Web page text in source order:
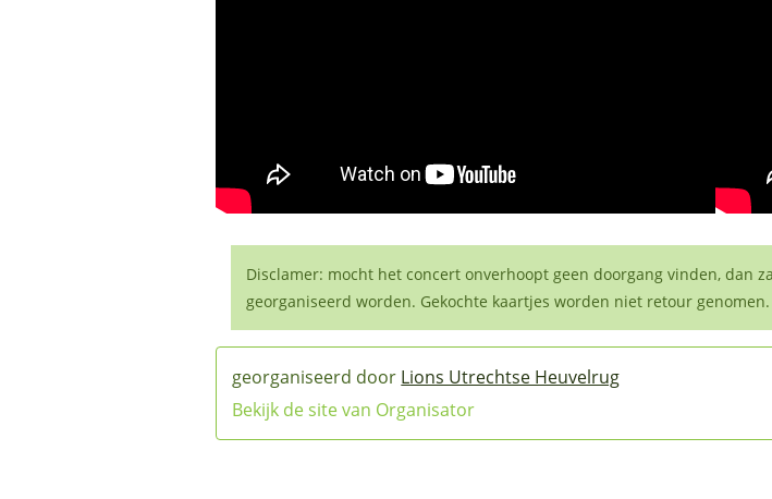
Disclamer: mocht het concert onverhoopt geen doorgang vinden, dan
georganiseerd worden. Gekochte kaartjes worden niet retour genomen.
Lions Utrechtse Heuvelrug
Bekijk de site van Organisator